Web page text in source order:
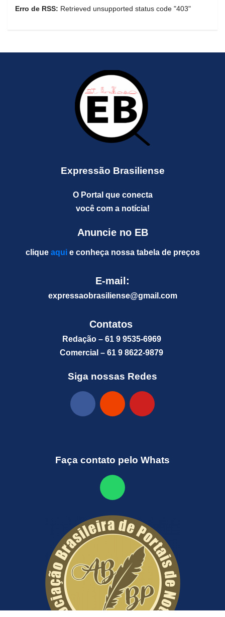
Erro de RSS: Retrieved unsupported status code "403"
Expressão Brasiliense
O Portal que conecta
você com a notícia!
Anuncie no EB
clique aquie conheça nossa tabela de preços
E-mail:
expressaobrasiliense@gmail.com
Contatos
Redação – 61 9 9535-6969
Comercial – 61 9 8622-9879
Siga nossas Redes
Faça contato pelo Whats